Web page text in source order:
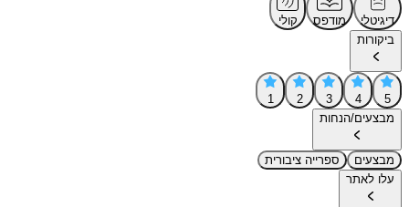
דיגיטלי מודפס
קולי
ביקורות
5
4
3
2
1
מבצעים/הנחות
מבצעים
ספרייה ציבורית
עלו לאתר